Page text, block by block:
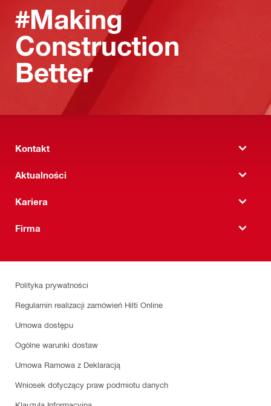
#Making
Construction
Better
Kontakt
Aktualności
Kariera
Firma
Polityka prywatności
Regulamin realizacji zamówień Hilti Online
Umowa dostępu
Ogólne warunki dostaw
Umowa Ramowa z Deklaracją
Wniosek dotyczący praw podmiotu danych